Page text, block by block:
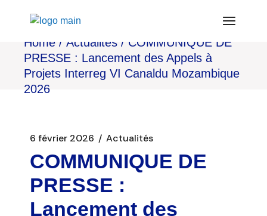
contenu
Home Actualités
COMMUNIQUE DE
PRESSE : Lancement des Appels à
Projets Interreg VI Canaldu Mozambique
2026
6 février 2026 Actualités
COMMUNIQUE DE
PRESSE :
Lancement des